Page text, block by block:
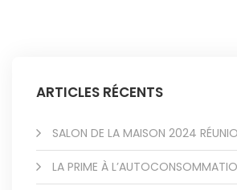
ARTICLES RÉCENTS
SALON DE LA MAISON 2024
LA PRIME À